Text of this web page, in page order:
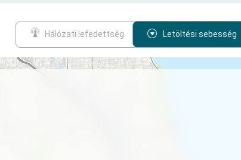
Hálózati lefedettség Letöltési sebesség